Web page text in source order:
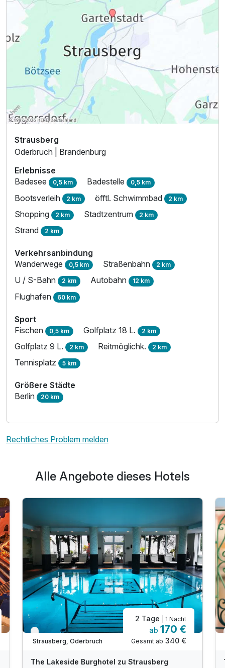
Strausberg
Oderbruch | Brandenburg
Erlebnisse
Badesee 0,5 km Badestelle 0,5 km
Bootsverleih 2 km öfftl. Schwimmbad 2 km
Shopping 2 km Stadtzentrum 2 km
Strand 2 km
Verkehrsanbindung
Wanderwege 0,5 km Straßenbahn 2 km
U / S-Bahn 2 km Autobahn 12 km
Flughafen 60 km
Sport
Fischen 0,5 km Golfplatz 18 L. 2 km
Golfplatz 9 L. 2 km Reitmöglichk. 2 km
Tennisplatz 5 km
Größere Städte
Berlin 20 km
Rechtliches Problem melden
Alle Angebote dieses Hotels
Verfügbar bis Dezember
Strausberg, Oderbruch
2 Tage | 1 Nacht
ab 170 €
Gesamt ab 340 €
The Lakeside Burghotel zu Strausberg